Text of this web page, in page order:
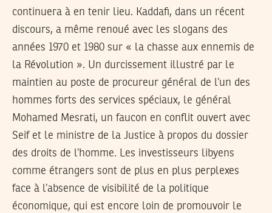
continuera à en tenir lieu. Kaddafi, dans un récent
discours, a même renoué avec les slogans des
années 1970 et 1980 sur « la chasse aux ennemis de
la Révolution ». Un durcissement illustré par le
maintien au poste de procureur général de l’un des
hommes forts des services spéciaux, le général
Mohamed Mesrati, un faucon en conflit ouvert avec
Seif et le ministre de la Justice à propos du dossier
des droits de l’homme. Les investisseurs libyens
comme étrangers sont de plus en plus perplexes
face à l’absence de visibilité de la politique
économique, qui est encore loin de promouvoir le